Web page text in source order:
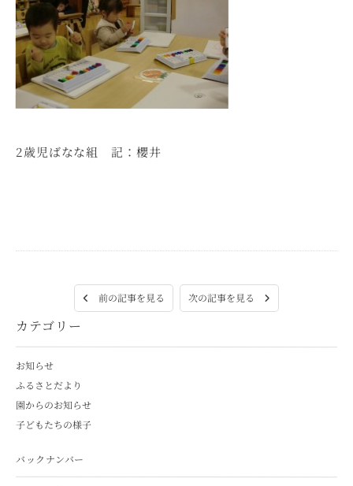
カテゴリー
お知らせ
ふるさとだより
園からのお知らせ
子どもたちの様子
バックナンバー
2歳児ばなな組 記：櫻井
前の記事を見る 次の記事を見る